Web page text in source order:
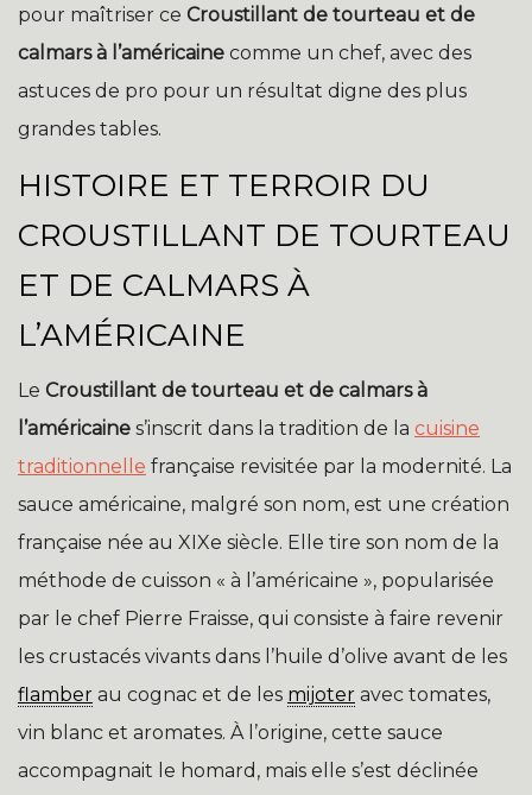
pour maîtriser ce Croustillant de tourteau et de
calmars à l’américaine comme un chef, avec des
astuces de pro pour un résultat digne des plus
grandes tables.
HISTOIRE ET TERROIR DU
CROUSTILLANT DE TOURTEAU
ET DE CALMARS À
L’AMÉRICAINE
Le Croustillant de tourteau et de calmars à
l’américaine s’inscrit dans la tradition de la cuisine
traditionnelle française revisitée par la modernité. La
sauce américaine, malgré son nom, est une création
française née au XIXe siècle. Elle tire son nom de la
méthode de cuisson « à l’américaine », popularisée
par le chef Pierre Fraisse, qui consiste à faire revenir
les crustacés vivants dans l’huile d’olive avant de les
flamber au cognac et de les mijoter avec tomates,
vin blanc et aromates. À l’origine, cette sauce
accompagnait le homard, mais elle s’est déclinée